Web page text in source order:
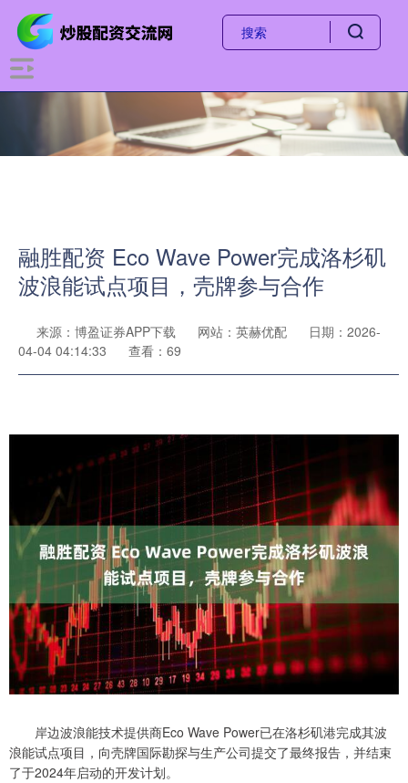
融胜配资 Eco Wave Power完成洛杉矶
波浪能试点项目，壳牌参与合作
来源：博盈证券APP下载 网站：英赫优配
日期：2026-
04-04 04:14:33
查看：69
岸边波浪能技术提供商Eco Wave Power已在洛杉矶港完成其波
浪能试点项目，向壳牌国际勘探与生产公司提交了最终报告，并结束
了于2024年启动的开发计划。